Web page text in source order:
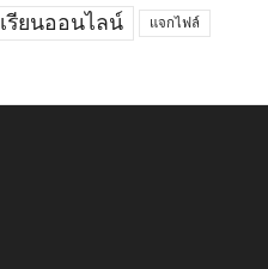
เรียนออนไลน์ แจกไฟล์